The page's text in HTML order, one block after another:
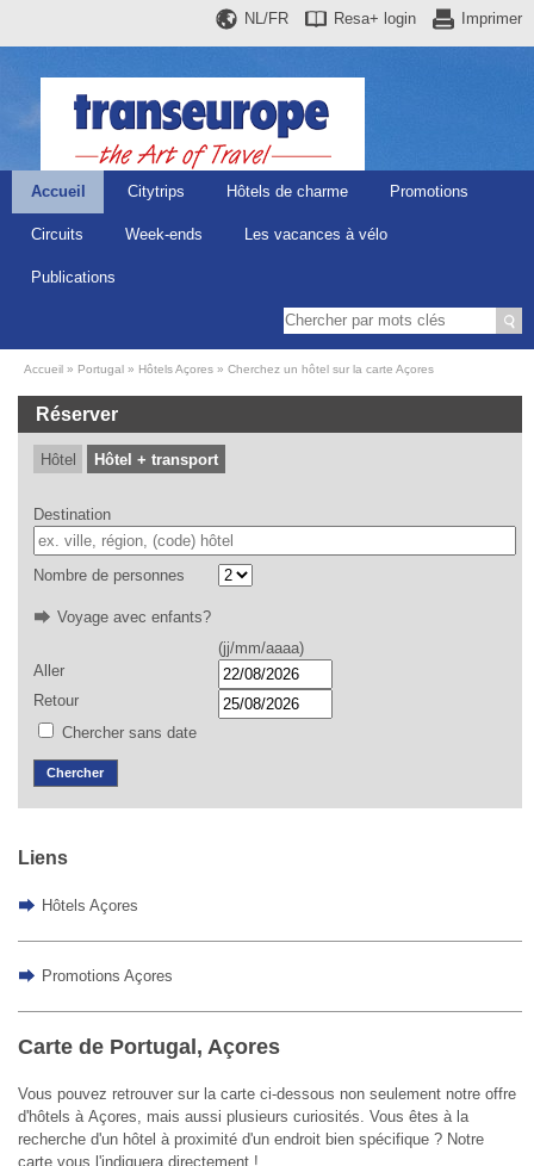
Imprimer
Resa+ login
NL/FR
Accueil Citytrips Hôtels de charme Promotions
Circuits Week-ends Les vacances à vélo
Publications
Accueil Portugal Hôtels Açores Cherchez un hôtel sur la carte Açores
Réserver
Hôtel Hôtel + transport
Destination
Nombre de personnes
Voyage avec enfants?
(jj/mm/aaaa)
Aller
Retour
Chercher sans date
Chercher
Liens
Hôtels Açores
Promotions Açores
Carte de Portugal, Açores
Vous pouvez retrouver sur la carte ci-dessous non seulement notre offre
d'hôtels à Açores, mais aussi plusieurs curiosités. Vous êtes à la
recherche d'un hôtel à proximité d'un endroit bien spécifique ? Notre
carte vous l'indiquera directement !